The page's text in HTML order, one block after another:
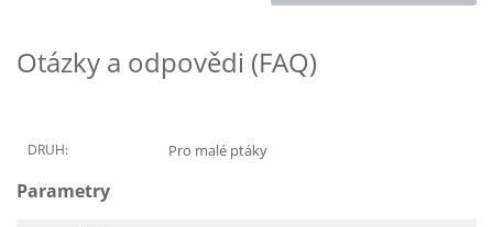
Otázky a odpovědi (FAQ)
DRUH: Pro malé ptáky
Parametry